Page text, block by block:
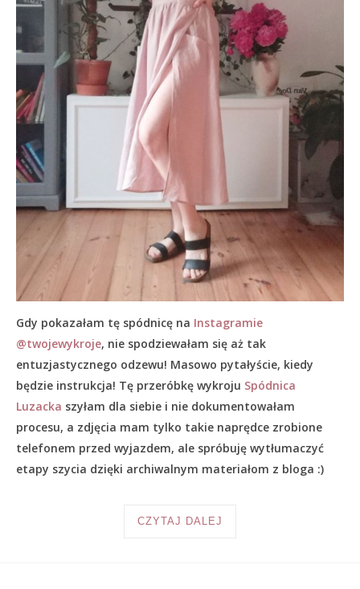
Gdy pokazałam tę spódnicę na Instagramie
@twojewykroje, nie spodziewałam się aż tak
entuzjastycznego odzewu! Masowo pytałyście, kiedy
będzie instrukcja! Tę przeróbkę wykroju Spódnica
Luzacka szyłam dla siebie i nie dokumentowałam
procesu, a zdjęcia mam tylko takie naprędce zrobione
telefonem przed wyjazdem, ale spróbuję wytłumaczyć
etapy szycia dzięki archiwalnym materiałom z bloga :)
CZYTAJ DALEJ